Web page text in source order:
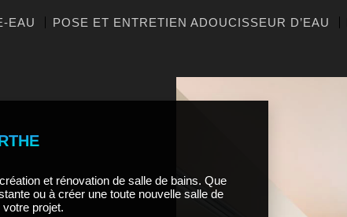
EAU POSE ET ENTRETIEN ADOUCISSEUR D’EAU
et rénovation de salle de bains. Que
ou à créer une toute nouvelle salle de
projet.